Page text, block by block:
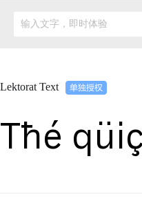
输入文字，即时体验
Lektorat Text
Tħé